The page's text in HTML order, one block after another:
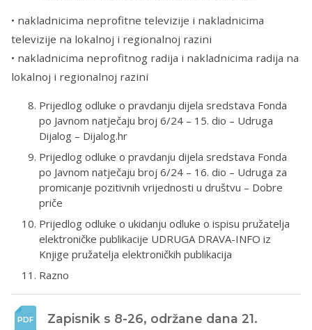
• nakladnicima neprofitne televizije i nakladnicima
televizije na lokalnoj i regionalnoj razini
• nakladnicima neprofitnog radija i nakladnicima radija na
lokalnoj i regionalnoj razini
Prijedlog odluke o pravdanju dijela sredstava Fonda
po Javnom natječaju broj 6/24 – 15. dio – Udruga
Dijalog – Dijalog.hr
Prijedlog odluke o pravdanju dijela sredstava Fonda
po Javnom natječaju broj 6/24 – 16. dio – Udruga za
promicanje pozitivnih vrijednosti u društvu – Dobre
priče
Prijedlog odluke o ukidanju odluke o ispisu pružatelja
elektroničke publikacije UDRUGA DRAVA-INFO iz
Knjige pružatelja elektroničkih publikacija
Razno
Zapisnik s 8-26, održane dana 21.